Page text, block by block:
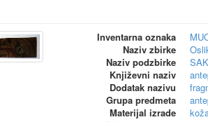
Inventarna oznaka
Naziv zbirke
Naziv podzbirke
Književni naziv
Dodatak nazivu
Grupa predmeta
Materijal izrade